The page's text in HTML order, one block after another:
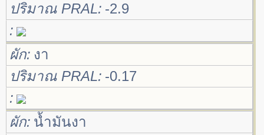
ปริมาณ PRAL -2.9
ผัก งา
ปริมาณ PRAL -0.17
ผัก น้ำมันงา